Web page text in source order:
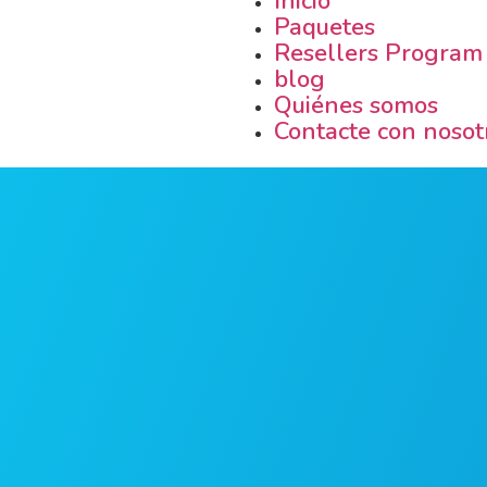
Paquetes
Resellers Program
blog
Quiénes somos
Contacte con